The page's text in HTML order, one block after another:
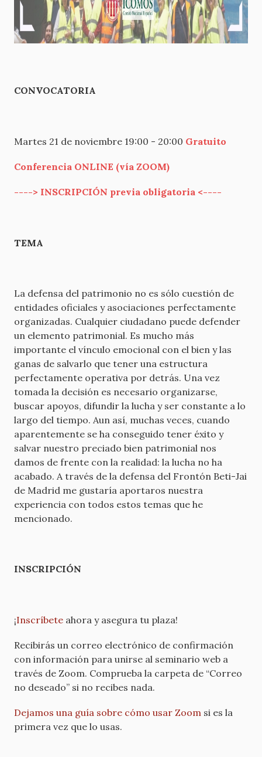
CONVOCATORIA
Martes 21 de noviembre 19:00 - 20:00 Gratuito
Conferencia ONLINE (vía ZOOM)
----> INSCRIPCIÓN previa obligatoria <----
TEMA
La defensa del patrimonio no es sólo cuestión de
entidades oficiales y asociaciones perfectamente
organizadas. Cualquier ciudadano puede defender
un elemento patrimonial. Es mucho más
importante el vínculo emocional con el bien y las
ganas de salvarlo que tener una estructura
perfectamente operativa por detrás. Una vez
tomada la decisión es necesario organizarse,
buscar apoyos, difundir la lucha y ser constante a lo
largo del tiempo. Aun así, muchas veces, cuando
aparentemente se ha conseguido tener éxito y
salvar nuestro preciado bien patrimonial nos
damos de frente con la realidad: la lucha no ha
acabado. A través de la defensa del Frontón Beti-Jai
de Madrid me gustaría aportaros nuestra
experiencia con todos estos temas que he
mencionado.
INSCRIPCIÓN
¡Inscríbete ahora y asegura tu plaza!
Recibirás un correo electrónico de confirmación
con información para unirse al seminario web a
través de Zoom. Comprueba la carpeta de “Correo
no deseado” si no recibes nada.
Dejamos una guía sobre cómo usar Zoom si es la
primera vez que lo usas.